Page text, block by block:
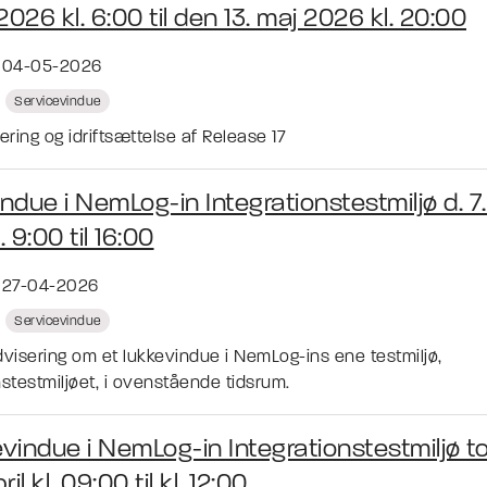
kl. 6:00 til den 13. maj 2026 kl. 20:00
05-2026
Servicevindue
og idriftsættelse af Release 17
i NemLog-in Integrationstestmiljø d.
9:00 til 16:00
04-2026
Servicevindue
om et lukkevindue i NemLog-ins ene testmiljø,
i ovenstående tidsrum.
i NemLog-in Integrationstestmiljø